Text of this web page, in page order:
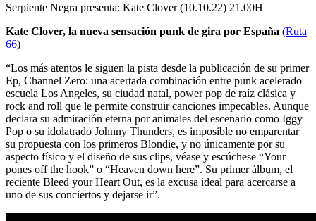
Serpiente Negra presenta: Kate Clover (10.10.22) 21.00H
Kate Clover, la nueva sensación punk de gira por España (Ruta
66)
“Los más atentos le siguen la pista desde la publicación de su primer
Ep, Channel Zero: una acertada combinación entre punk acelerado
escuela Los Angeles, su ciudad natal, power pop de raíz clásica y
rock and roll que le permite construir canciones impecables. Aunque
declara su admiración eterna por animales del escenario como Iggy
Pop o su idolatrado Johnny Thunders, es imposible no emparentar
su propuesta con los primeros Blondie, y no únicamente por su
aspecto físico y el diseño de sus clips, véase y escúchese “Your
pones off the hook” o “Heaven down here”. Su primer álbum, el
reciente Bleed your Heart Out, es la excusa ideal para acercarse a
uno de sus conciertos y dejarse ir”.